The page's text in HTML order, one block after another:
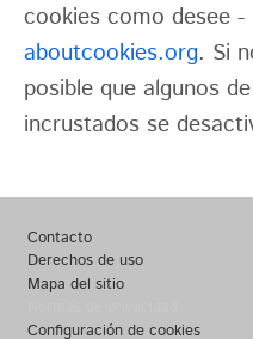
cookies como desee
aboutcookies.org. Si
posible que algunos
incrustados se
Contacto
Derechos de uso
Mapa del sitio
Configuración de cookies